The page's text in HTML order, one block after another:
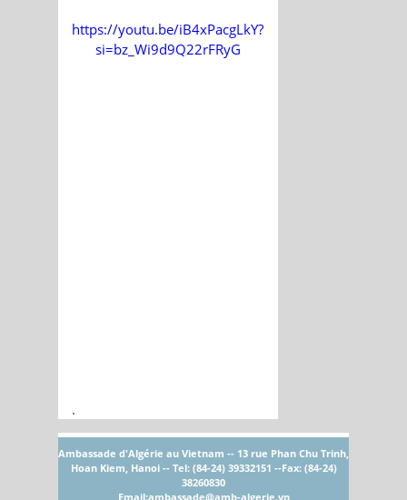
https://youtu.be/iB4xPacgLkY?
si=bz_Wi9d9Q22rFRyG
.
Ambassade d'Algérie au Vietnam -- 13 rue Phan Chu Trinh,
Hoan Kiem, Hanoi -- Tel: (84-24) 39332151 --Fax: (84-24)
38260830
Email:ambassade@amb-algerie.vn